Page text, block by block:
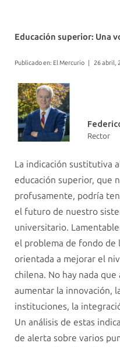
Educación superior: Una
Publicado en: El Mercurio | 26 abril,
Rector
La indicación sustitutiva
educación superior, que
profusamente, podría
el futuro de nuestro
universitario.
el problema de fondo de
orientada a mejorar el
chilena. No hay nada
aumentar la innovación,
instituciones, la
Un análisis de estas
de alerta sobre varios